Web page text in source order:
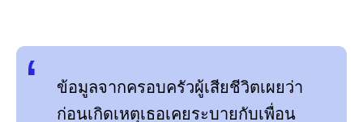
ข้อมูลจากครอบครัวผู้เสียชีวิตเผยว่า
ก่อนเกิดเหตุเธอเคยระบายกับเพื่อน